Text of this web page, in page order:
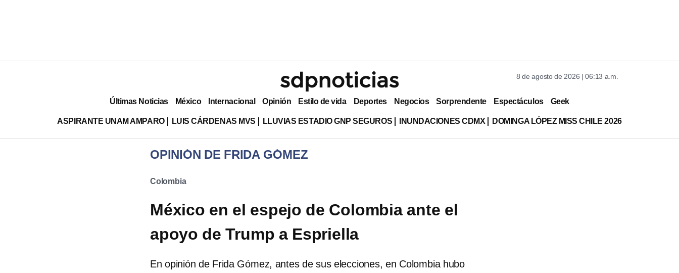
8 de agosto de 2026 | 06:13 a.m.
Últimas Noticias México Internacional Opinión Estilo de vida Deportes Negocios Sorprendente Espectáculos Geek
ASPIRANTE UNAM AMPARO LUIS CÁRDENAS MVS LLUVIAS ESTADIO GNP SEGUROS INUNDACIONES CDMX DOMINGA LÓPEZ MISS CHILE 2026
OPINIÓN DE FRIDA GÓMEZ
Colombia
México en el espejo de Colombia ante el
apoyo de Trump a Espriella
En opinión de Frida Gómez, antes de sus elecciones, en Colombia hubo